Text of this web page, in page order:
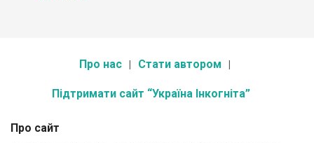
Про нас Стати автором
Підтримати сайт “Україна Інкогніта”
Про сайт